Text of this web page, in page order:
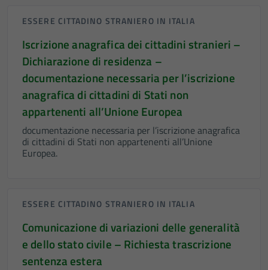
ESSERE CITTADINO STRANIERO IN ITALIA
Iscrizione anagrafica dei cittadini stranieri –
Dichiarazione di residenza –
documentazione necessaria per l’iscrizione
anagrafica di cittadini di Stati non
appartenenti all’Unione Europea
documentazione necessaria per l’iscrizione anagrafica
di cittadini di Stati non appartenenti all’Unione
Europea.
ESSERE CITTADINO STRANIERO IN ITALIA
Comunicazione di variazioni delle generalità
e dello stato civile – Richiesta trascrizione
sentenza estera